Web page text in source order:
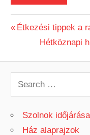
Bejegyzés
navigáció
Previous
Étkezési tippek a
Next
Hétköznapi
e
Szolnok időjárása
Ház alaprajzok